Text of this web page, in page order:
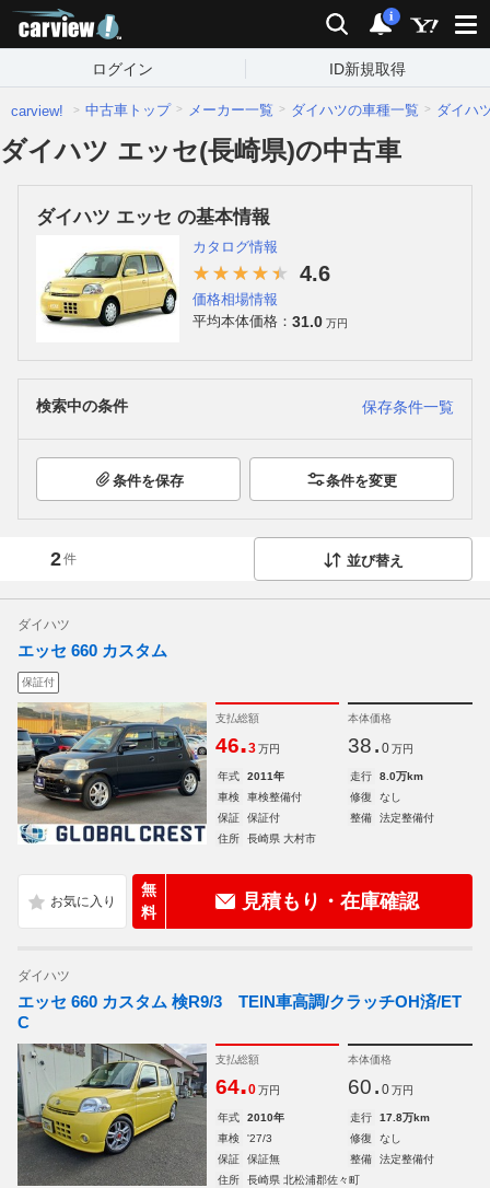
検索 通知
i
ログイン ID新規取得
carview! 中古車トップ メーカー一覧 ダイハツの車種一覧 ダイハ
ダイハツ エッセ(長崎県)の中古車
ダイハツ エッセ の基本情報
カタログ情報
4.6
価格相場情報
平均本体価格： 31.0 万円
検索中の条件 保存条件一覧
条件を保存 条件を変更
2件 並び替え
ダイハツ
エッセ 660 カスタム
保証付
支払総額
46.3 万円
本体価格
38. 0 万円
年式 2011年 走行
8.0万km
車検
車検整備付 修復
なし
保証
保証付 整備
法定整備付
住所
長崎県 大村市
無
料
見積もり・在庫確認
ダイハツ
エッセ 660 カスタム 検R9/3 TEIN車高調/クラッチOH済/ET
C
支払総額
64.0 万円
本体価格
60. 0 万円
年式 2010年 走行
17.8万km
車検
'27/3 修復
なし
保証
保証無 整備
法定整備付
住所
長崎県 北松浦郡佐々町